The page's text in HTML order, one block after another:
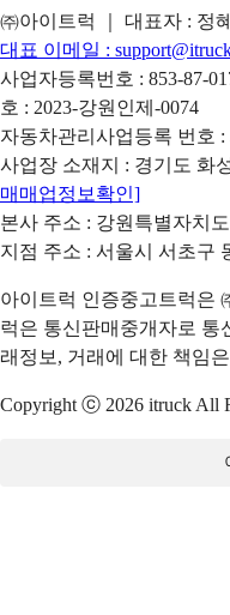
㈜아이트럭 ｜ 대표자 : 정
대표 이메일 :
사업자등록번호 : 853-87-
호 : 2023-강원인제-0074
자동차관리사업등록 번호 :
사업장 소재지 : 경기도 화
매매업정보확인]
본사 주소 : 강원특별자치
지점 주소 : 서울시 서초구
아이트럭 인증중고트럭은
럭은 통신판매중개자로 통
래정보, 거래에 대한 책임
Copyright ⓒ 2026 itruck All